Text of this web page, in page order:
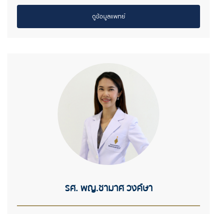
ดูข้อมูลแพทย์
รศ. พญ.ชามาศ วงค์ษา